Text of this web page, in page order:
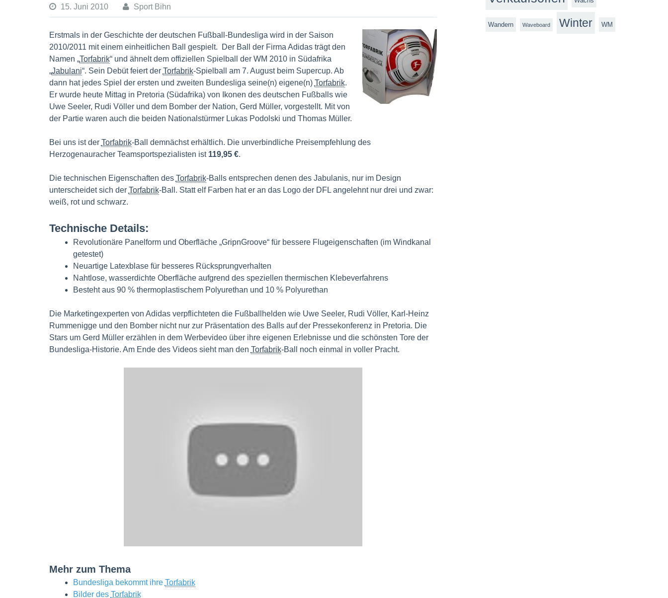
15. Juni 2010 Sport Bihn
Erstmals in der Geschichte der deutschen Fußball-Bundesliga wird in der Saison
2010/2011 mit einem einheitlichen Ball gespielt. Der Ball der Firma Adidas trägt den
Namen „Torfabrik“ und ähnelt dem offiziellen Spielball der WM 2010 in Südafrika
„Jabulani“. Sein Debüt feiert der Torfabrik-Spielball am 7. August beim Supercup. Ab
dann hat jedes Spiel der ersten und zweiten Bundesliga seine(n) eigene(n) Torfabrik.
Er wurde heute Mittag in Pretoria (Südafrika) von Ikonen des deutschen Fußballs wie
Uwe Seeler, Rudi Völler und dem Bomber der Nation, Gerd Müller, vorgestellt. Mit von
der Partie waren auch die beiden Nationalstürmer Lukas Podolski und Thomas Müller.
Bei uns ist der Torfabrik-Ball demnächst erhältlich. Die unverbindliche Preisempfehlung des
Herzogenauracher Teamsportspezialisten ist 119,95 €.
Die technischen Eigenschaften des Torfabrik-Balls entsprechen denen des Jabulanis, nur im Design
unterscheidet sich der Torfabrik-Ball. Statt elf Farben hat er an das Logo der DFL angelehnt nur drei und zwar:
weiß, rot und schwarz.
Technische Details:
Revolutionäre Panelform und Oberfläche „GripnGroove“ für bessere Flugeigenschaften (im Windkanal
getestet)
Neuartige Latexblase für besseres Rücksprungverhalten
Nahtlose, wasserdichte Oberfläche aufgrend des speziellen thermischen Klebeverfahrens
Besteht aus 90 % thermoplastischem Polyurethan und 10 % Polyurethan
Die Marketingexperten von Adidas verpflichteten die Fußballhelden wie Uwe Seeler, Rudi Völler, Karl-Heinz
Rummenigge und den Bomber nicht nur zur Präsentation des Balls auf der Pressekonferenz in Pretoria. Die
Stars um Gerd Müller erzählen in dem Werbevideo über ihre eigenen Erlebnisse und die schönsten Tore der
Bundesliga-Historie. Am Ende des Videos sieht man den Torfabrik-Ball noch einmal in voller Pracht.
Mehr zum Thema
Bundesliga bekommt ihre Torfabrik
Bilder des Torfabrik
Wandern Waveboard Winter WM